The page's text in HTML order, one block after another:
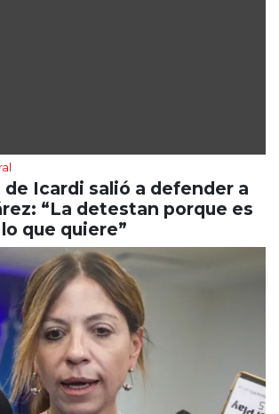
de Icardi salió a defender a
“La detestan porque es
que quiere”